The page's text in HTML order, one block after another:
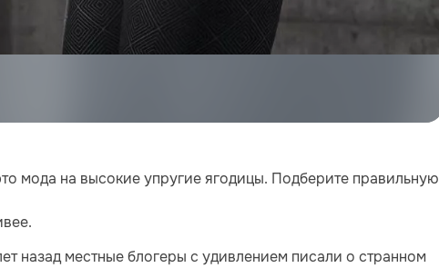
мода на высокие упругие ягодицы. Подберите правильную
назад местные блогеры с удивлением писали о странном